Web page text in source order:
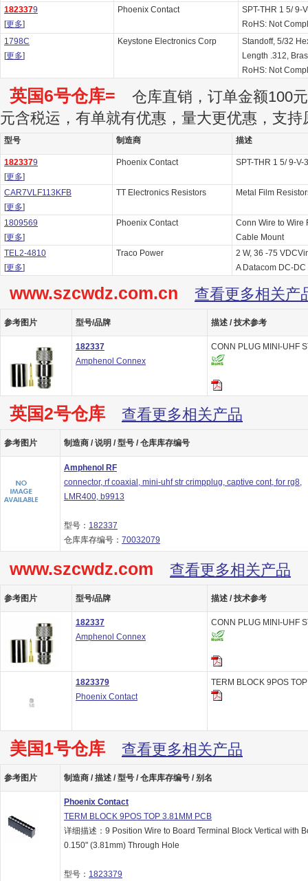
1823379
[更多]
Phoenix Contact
SPT-THR 1 5/ 9-
RoHS: Not
1798C
[更多]
Keystone Electronics Corp
Standoff, 5/32
Length .312,
RoHS: Not
英国6号仓库= 仓库直销，订单金额100
元含税运，有单就有优惠，量大更优惠，支持
型号 制造商 描述
1823379
[更多]
Phoenix Contact SPT-THR 1 5/ 9-V-
CAR7VLF113KFB
[更多]
TT Electronics Resistors Metal Film
1809569
[更多]
Phoenix Contact
Conn Wire to Wire
Cable Mount
TEL2-4810
[更多]
Traco Power
2 W, 36 -75
A Datacom DC-
www.szcwdz.com.cn 查看更多相关产
参考图片 型号/品牌 描述 / 技术参考
182337
Amphenol Connex
CONN PLUG MINI-UHF
英国2号仓库 查看更多相关产品
参考图片 制造商 / 说明 / 型号 / 仓库库存编号
Amphenol RF
connector, rf coaxial, mini-uhf str crimpplug, captive cont, for rg8,
LMR400, b9913
型号： 182337
仓库库存编号： 70032079
www.szcwdz.com 查看更多相关产品
参考图片 型号/品牌 描述 / 技术参考
182337
Amphenol Connex
CONN PLUG MINI-UHF
1823379
Phoenix Contact
TERM BLOCK 9POS
美国1号仓库 查看更多相关产品
参考图片 制造商 / 描述 / 型号 / 仓库库存编号 / 别名
Phoenix Contact
TERM BLOCK 9POS TOP 3.81MM PCB
详细描述：9 Position Wire to Board Terminal Block Vertical with
0.150" (3.81mm) Through Hole
型号： 1823379